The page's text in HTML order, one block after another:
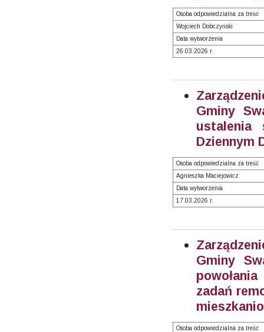
Osoba odpowiedzialna za treść
Wojciech Dobczyński
Data wytworzenia
26.03.2026 r.
Gminy
ustalenia
Dziennym
Osoba odpowiedzialna za treść
Agnieszka Maciejowicz
Data wytworzenia
17.03.2026 r.
Gminy
zadań
Osoba odpowiedzialna za treść